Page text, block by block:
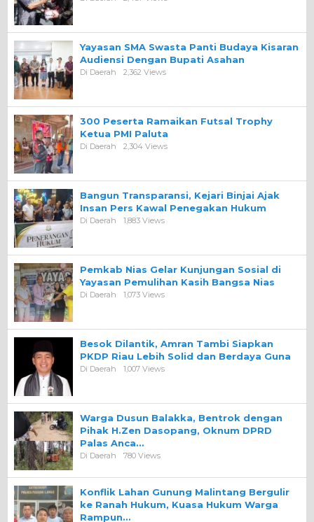
Yayasan SMA Swasta Panti Budaya Kisaran
Audiensi Dengan Bupati Asahan
Di Daerah 2,362 Views
300 Peserta Ramaikan Futsal Trophy
Ketua PMI Paluta
Di Daerah 2,304 Views
Bangun Transparansi, Kejari Binjai Ajak
Insan Pers Kawal Penegakan Hukum
Di Daerah 1,883 Views
Pemkab Nias Gelar Kunjungan Sosial di
Yayasan Pemulihan Kasih Bangsa Nias
Di Daerah 1,073 Views
Besok Dilantik, Amran Tambi Siapkan
PKDP Riau Lebih Solid dan Berdaya Guna
Di Daerah 1,007 Views
Warga Dusun Balakka, Bentrok dengan
Pihak H.Zen Dasopang, Oknum DPRD
Palas Anca…
Di Daerah 780 Views
Konflik Lahan Gunung Malintang Bergulir
ke Ranah Hukum, Kuasa Hukum Warga
Rampun…